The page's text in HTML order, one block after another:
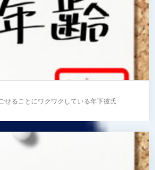
ごせることにワクワクしてい
せることにワクワクしている年下彼氏